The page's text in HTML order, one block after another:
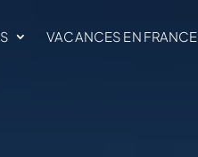
VACANCES EN FRANCE